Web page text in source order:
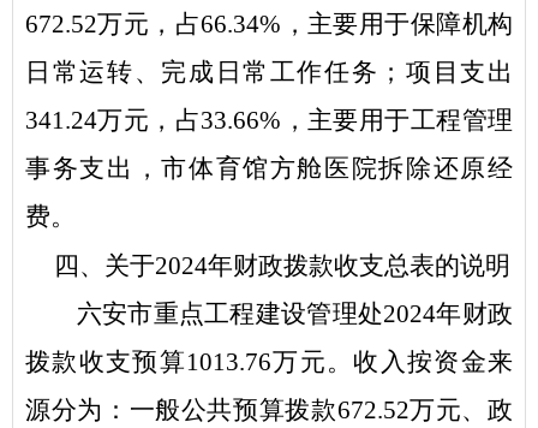
672.52万元，占66.34% ，主要用于保障机构
日常运转、完成日常工作任务；项目支出
341.24万元，占33.66% ，主要用于工程管理
事务支出，市体育馆方舱医院拆除还原经
费。
四、关于2024年财政拨款收支总表的说明
六安市重点工程建设管理处2024年财政
拨款收支预算1013.76万元。收入按资金来
源分为：一般公共预算拨款672.52万元、政